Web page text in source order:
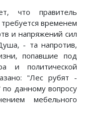
что правитель
временем
и напряжений сил
- та напротив,
попавшие под
и политической
"Лес рубят -
данному вопросу
мебельного